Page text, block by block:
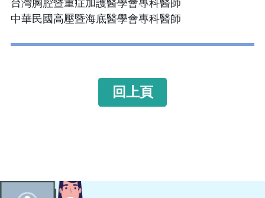
台灣胸腔暨重症加護醫學會專科醫師
中華民國高壓暨海底醫學會專科醫師
回上頁